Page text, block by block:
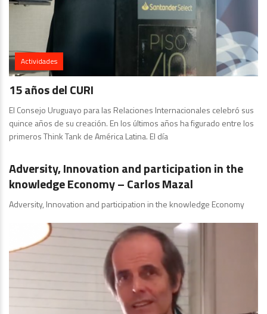
Actividades
15 años del CURI
El Consejo Uruguayo para las Relaciones Internacionales celebró sus
quince años de su creación. En los últimos años ha figurado entre los
primeros Think Tank de América Latina. El día
Publicaciones
Adversity, Innovation and participation in the
knowledge Economy – Carlos Mazal
Adversity, Innovation and participation in the knowledge Economy